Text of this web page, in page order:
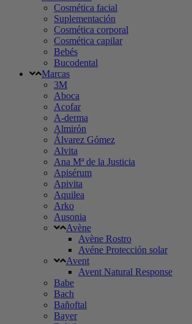
Cosmética facial
Suplementación
Cosmética corporal
Cosmética capilar
Bebés
Bucodental
Marcas
3M
Aboca
Acofar
A-derma
Almirón
Álvarez Gómez
Alvita
Ana Mª de la Justicia
Apisérum
Apivita
Aquilea
Arko
Ausonia
Avène
Avène Rostro
Avéne Protección solar
Avent
Avent Natural Response
Babe
Bach
Bañoftal
Bayer